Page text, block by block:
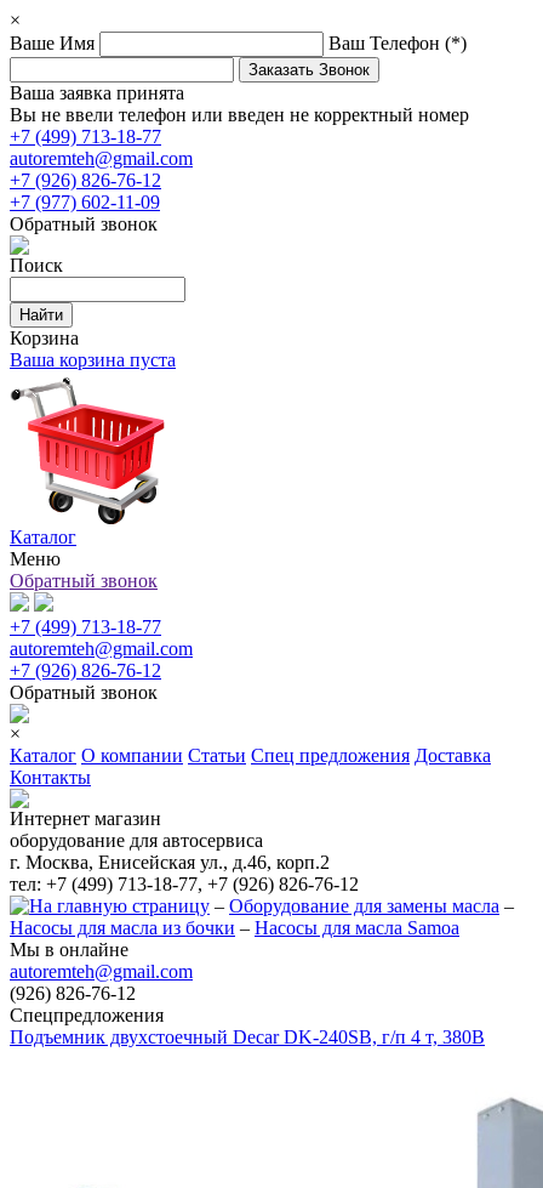
×
Ваше Имя
Ваш Телефон (*)
Ваша заявка принята
Вы не ввели телефон или введен не корректный номер
+7 (499) 713-18-77
autoremteh@gmail.com
+7 (926) 826-76-12
+7 (977) 602-11-09
Обратный звонок
Поиск
Корзина
Ваша корзина пуста
Каталог
Меню
Обратный звонок
+7 (499) 713-18-77
autoremteh@gmail.com
+7 (926) 826-76-12
Обратный звонок
×
Каталог О компании Статьи Спец предложения Доставка
Контакты
Интернет магазин
оборудование для автосервиса
г. Москва, Енисейская ул., д.46, корп.2
тел: +7 (499) 713-18-77, +7 (926) 826-76-12
– Оборудование для замены масла –
Насосы для масла из бочки – Насосы для масла Samoa
Мы в онлайне
autoremteh@gmail.com
(926) 826-76-12
Спецпредложения
Подъемник двухстоечный Decar DK-240SB, г/п 4 т, 380В